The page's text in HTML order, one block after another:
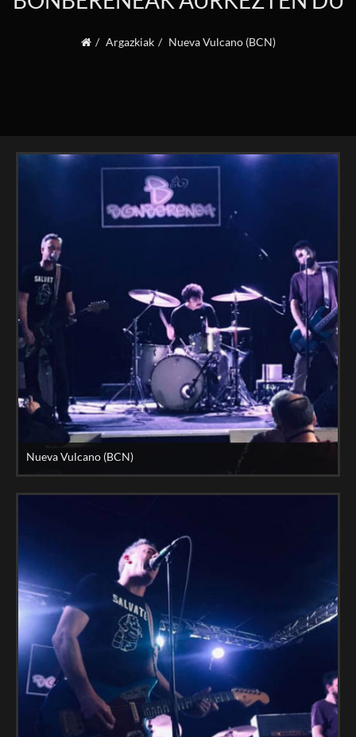
Argazkiak Nueva Vulcano (BCN)
Nueva Vulcano (BCN)